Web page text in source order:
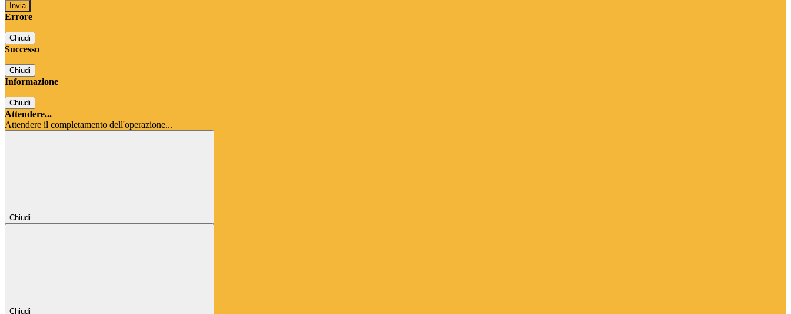
Errore
Chiudi
Successo
Chiudi
Informazione
Chiudi
Attendere...
Attendere il completamento dell'operazione...
Chiudi
Chiudi